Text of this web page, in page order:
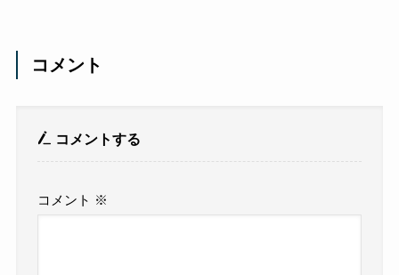
コメント
コメントする
コメント ※